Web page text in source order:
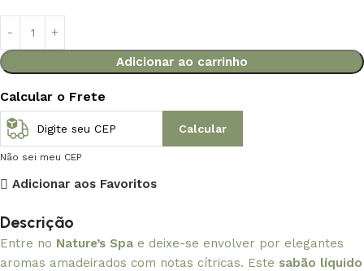
Adicionar ao carrinho
Calcular o Frete
Calcular
Não sei meu CEP
Adicionar aos Favoritos
Descrição
Entre no Nature’s Spa e deixe-se envolver por elegantes
aromas amadeirados com notas cítricas. Este sabão líquido